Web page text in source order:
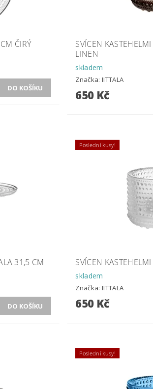
ČIRÝ
SVÍCEN
LINEN
skladem
Značka: IITTALA
650 Kč
31,5 CM
Poslední kusy!
SVÍCEN
skladem
Značka: IITTALA
650 Kč
Poslední kusy!